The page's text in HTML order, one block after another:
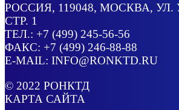
РОССИЯ, 119048, МОСКВА, УЛ.
СТР. 1
ТЕЛ.: +7 (499) 245-56-56
ФАКС: +7 (499) 246-88-88
E-MAIL: INFO@RONKTD.RU
© 2022 РОНКТД
КАРТА САЙТА